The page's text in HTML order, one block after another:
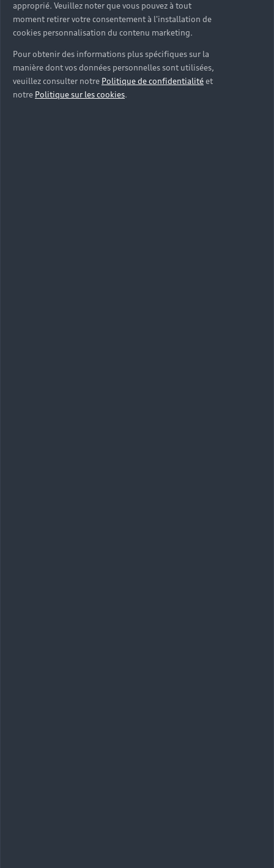
approprié. Veuillez noter que vous pouvez à tout
moment retirer votre consentement à l'installation de
cookies personnalisation du contenu marketing.
Pour obtenir des informations plus spécifiques sur la
manière dont vos données personnelles sont utilisées,
veuillez consulter notre Politique de confidentialitéet
notre Politique sur les cookies.